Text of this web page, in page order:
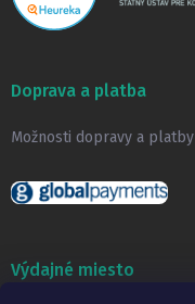
Doprava a platba
Možnosti dopravy a platby
Výdajné miesto